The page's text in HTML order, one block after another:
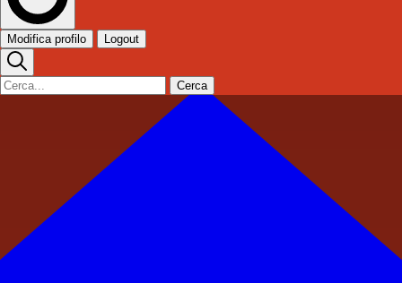
Modifica profilo Logout
Cerca